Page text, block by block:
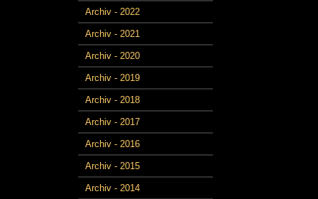
Archiv - 2022
Archiv - 2021
Archiv - 2020
Archiv - 2019
Archiv - 2018
Archiv - 2017
Archiv - 2016
Archiv - 2015
Archiv - 2014